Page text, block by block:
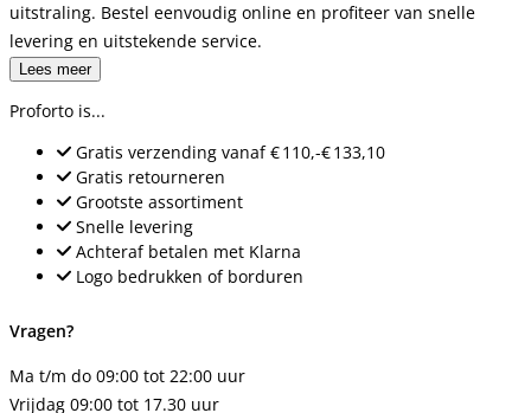
uitstraling. Bestel eenvoudig online en profiteer van snelle
levering en uitstekende service.
Lees meer
Proforto is...
Gratis verzending vanaf€ 110,-€ 133,10
Gratis retourneren
Grootste assortiment
Snelle levering
Achteraf betalen met Klarna
Logo bedrukken of borduren
Vragen?
Ma t/m do 09:00 tot 22:00 uur
Vrijdag 09:00 tot 17.30 uur